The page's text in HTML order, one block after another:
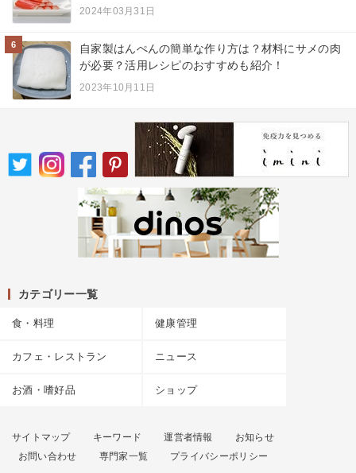
2024年03月31日
6
自家製はんぺんの簡単な作り方は？材料にサメの肉
が必要？活用レシピのおすすめも紹介！
2023年10月11日
カテゴリー一覧
食・料理 健康管理
カフェ・レストラン ニュース
お酒・嗜好品 ショップ
サイトマップ キーワード 運営者情報
お知らせ
お問い合わせ
専門家一覧 プライバシーポリシー